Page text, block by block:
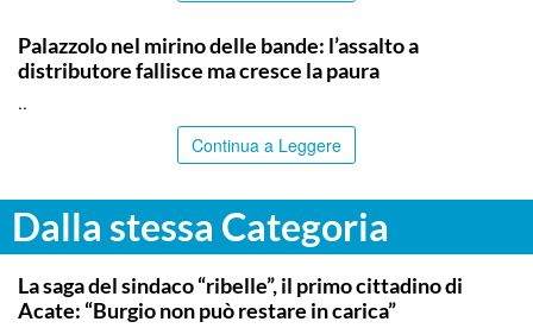
Palazzolo nel mirino delle bande: l’assalto a
distributore fallisce ma cresce la paura
..
Continua a Leggere
Dalla stessa Categoria
CATANIA
La saga del sindaco “ribelle”, il primo cittadino di
Acate: “Burgio non può restare in carica”